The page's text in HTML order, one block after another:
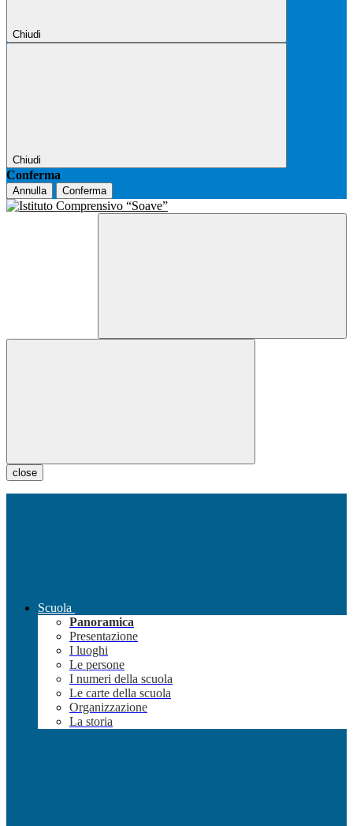
Chiudi
Chiudi
Conferma
Annulla Conferma
close
Scuola
Panoramica
Presentazione
I luoghi
Le persone
I numeri della scuola
Le carte della scuola
Organizzazione
La storia